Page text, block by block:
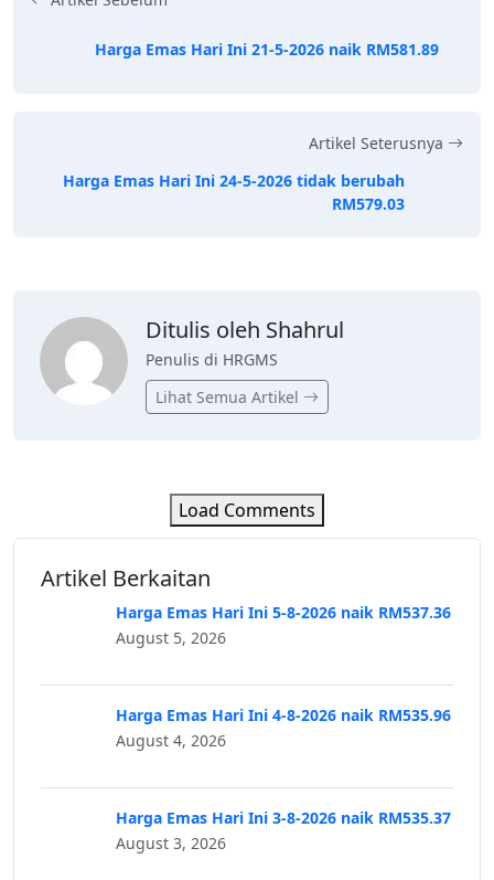
Harga Emas Hari Ini 21-5-2026 naik RM581.89
Artikel Seterusnya
Harga Emas Hari Ini 24-5-2026 tidak berubah
RM579.03
Ditulis oleh Shahrul
Penulis di HRGMS
Lihat Semua Artikel
Load Comments
Artikel Berkaitan
Harga Emas Hari Ini 5-8-2026 naik RM537.36
August 5, 2026
Harga Emas Hari Ini 4-8-2026 naik RM535.96
August 4, 2026
Harga Emas Hari Ini 3-8-2026 naik RM535.37
August 3, 2026